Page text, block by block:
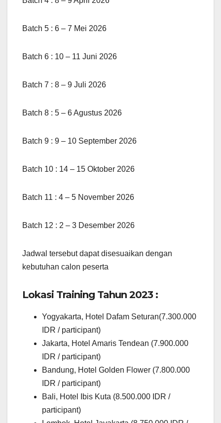
Batch 5 : 6 – 7 Mei 2026
Batch 6 : 10 – 11 Juni 2026
Batch 7 : 8 – 9 Juli 2026
Batch 8 : 5 – 6 Agustus 2026
Batch 9 : 9 – 10 September 2026
Batch 10 : 14 – 15 Oktober 2026
Batch 11 : 4 – 5 November 2026
Batch 12 : 2 – 3 Desember 2026
Jadwal tersebut dapat disesuaikan dengan
kebutuhan calon peserta
Lokasi Training Tahun 2023 :
Yogyakarta, Hotel Dafam Seturan(7.300.000
IDR / participant)
Jakarta, Hotel Amaris Tendean (7.900.000
IDR / participant)
Bandung, Hotel Golden Flower (7.800.000
IDR / participant)
Bali, Hotel Ibis Kuta (8.500.000 IDR /
participant)